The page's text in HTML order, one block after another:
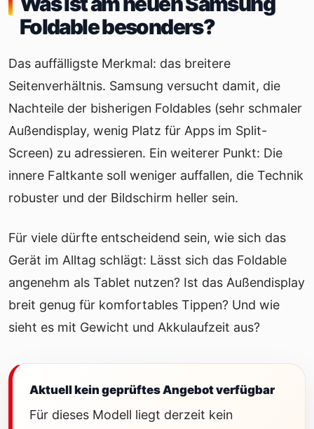
Foldable besonders?
Das auffälligste Merkmal: das breitere
Seitenverhältnis. Samsung versucht damit, die
Nachteile der bisherigen Foldables (sehr schmaler
Außendisplay, wenig Platz für Apps im Split-
Screen) zu adressieren. Ein weiterer Punkt: Die
innere Faltkante soll weniger auffallen, die Technik
robuster und der Bildschirm heller sein.
Für viele dürfte entscheidend sein, wie sich das
Gerät im Alltag schlägt: Lässt sich das Foldable
angenehm als Tablet nutzen? Ist das Außendisplay
breit genug für komfortables Tippen? Und wie
sieht es mit Gewicht und Akkulaufzeit aus?
Aktuell kein geprüftes Angebot verfügbar
Für dieses Modell liegt derzeit kein